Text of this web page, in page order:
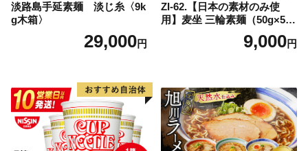
淡路島手延素麺 淡じ糸〈9k
g木箱〉
29,000円
ZI-62.【日本の素材のみ使
用】麦坐 三輪素麺（50g×5束
9,000円